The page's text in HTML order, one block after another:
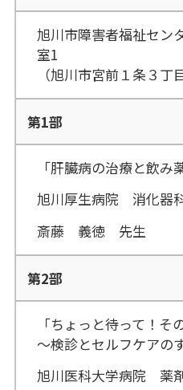
旭川市障害者福祉セ
室1
（旭川市宮前１条３丁
第1部
「肝臓病の治療と飲み
旭川厚生病院 消化器
斎藤 義徳 先生
第2部
「ちょっと待って！そ
～検診とセルフケアの
旭川医科大学病院 薬